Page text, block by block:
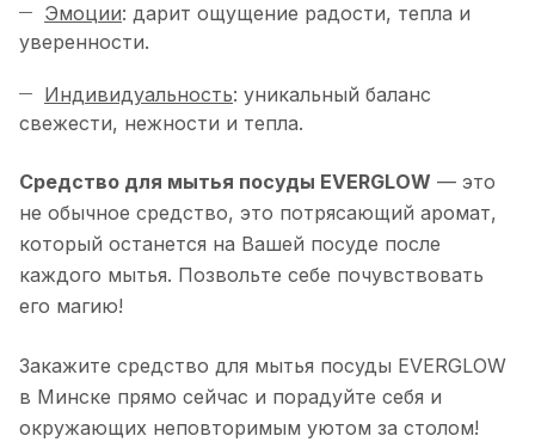
Эмоции: дарит ощущение радости, тепла и
уверенности.
Индивидуальность: уникальный баланс
свежести, нежности и тепла.
Средство для мытья посуды EVERGLOW — это
не обычное средство, это потрясающий аромат,
который останется на Вашей посуде после
каждого мытья. Позвольте себе почувствовать
его магию!
Закажите средство для мытья посуды EVERGLOW
в Минске прямо сейчас и порадуйте себя и
окружающих неповторимым уютом за столом!